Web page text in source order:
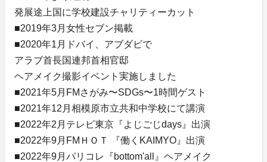
発展途上国に学校建設チャリティーカット
■2019年3月女性セブン掲載
■2020年1月ドバイ、アブダビで
アラブ首長国連邦首相官邸
ヘアメイク撮影イベント実施しました
■2021年5月FMさがみ〜SDGs〜1時間ゲスト
■2021年12月相模原市立共和中学校にて講演
■2022年2月テレビ東京『よじごじdays』出演
■2022年9月FMＨＯＴ 『働くKAIMYO』出演
■2022年9月パリコレ『bottom'all』ヘアメイク